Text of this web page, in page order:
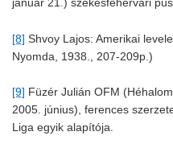
január 21.) székesfehérvári
[8] Shvoy Lajos: Amerikai
Nyomda, 1938., 207-209p.)
[9] Füzér Julián OFM
2005. június), ferences
Liga egyik alapítója.